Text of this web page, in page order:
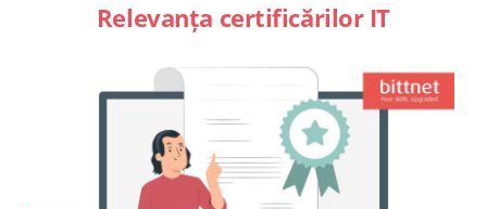
Relevanța certificărilor IT